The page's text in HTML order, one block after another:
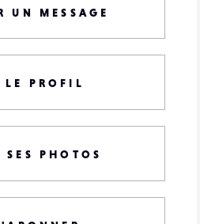
UN MESSAGE
LE PROFIL
SES PHOTOS